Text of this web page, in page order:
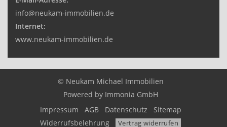
info@neukam-immobilien.de
Internet:
www.neukam-immobilien.de
© Neukam Michael Immobilien
Powered by Immonia GmbH
Impressum
AGB Datenschutz
Sitemap
Widerrufsbelehrung
Vertrag widerrufen